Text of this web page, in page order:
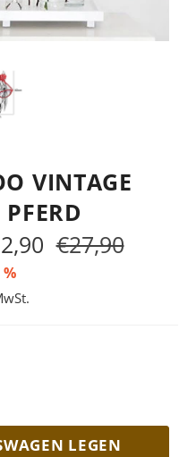
VINTAGE
Normaler
Preis
€27,90
%
LEGEN